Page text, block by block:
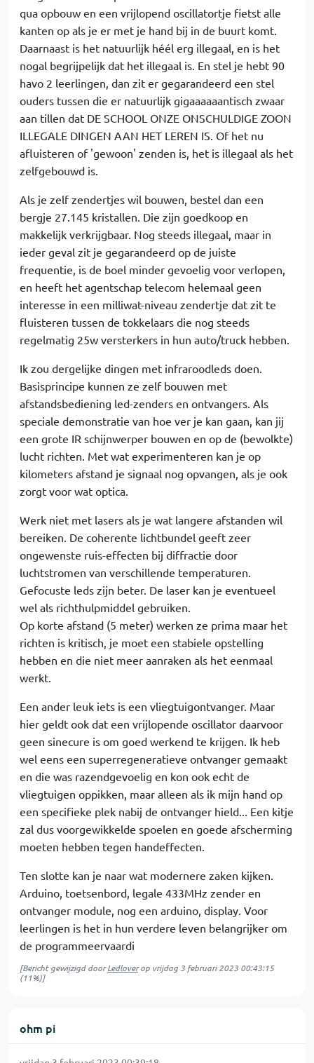
qua opbouw en een vrijlopend oscillatortje fietst alle
kanten op als je er met je hand bij in de buurt komt.
Daarnaast is het natuurlijk héél erg illegaal, en is het
nogal begrijpelijk dat het illegaal is. En stel je hebt 90
havo 2 leerlingen, dan zit er gegarandeerd een stel
ouders tussen die er natuurlijk gigaaaaaantisch zwaar
aan tillen dat DE SCHOOL ONZE ONSCHULDIGE ZOON
ILLEGALE DINGEN AAN HET LEREN IS. Of het nu
afluisteren of 'gewoon' zenden is, het is illegaal als het
zelfgebouwd is.
Als je zelf zendertjes wil bouwen, bestel dan een
bergje 27.145 kristallen. Die zijn goedkoop en
makkelijk verkrijgbaar. Nog steeds illegaal, maar in
ieder geval zit je gegarandeerd op de juiste
frequentie, is de boel minder gevoelig voor verlopen,
en heeft het agentschap telecom helemaal geen
interesse in een milliwat-niveau zendertje dat zit te
fluisteren tussen de tokkelaars die nog steeds
regelmatig 25w versterkers in hun auto/truck hebben.
Ik zou dergelijke dingen met infraroodleds doen.
Basisprincipe kunnen ze zelf bouwen met
afstandsbediening led-zenders en ontvangers. Als
speciale demonstratie van hoe ver je kan gaan, kan jij
een grote IR schijnwerper bouwen en op de (bewolkte)
lucht richten. Met wat experimenteren kan je op
kilometers afstand je signaal nog opvangen, als je ook
zorgt voor wat optica.
Werk niet met lasers als je wat langere afstanden wil
bereiken. De coherente lichtbundel geeft zeer
ongewenste ruis-effecten bij diffractie door
luchtstromen van verschillende temperaturen.
Gefocuste leds zijn beter. De laser kan je eventueel
wel als richthulpmiddel gebruiken.
Op korte afstand (5 meter) werken ze prima maar het
richten is kritisch, je moet een stabiele opstelling
hebben en die niet meer aanraken als het eenmaal
werkt.
Een ander leuk iets is een vliegtuigontvanger. Maar
hier geldt ook dat een vrijlopende oscillator daarvoor
geen sinecure is om goed werkend te krijgen. Ik heb
wel eens een superregeneratieve ontvanger gemaakt
en die was razendgevoelig en kon ook echt de
vliegtuigen oppikken, maar alleen als ik mijn hand op
een specifieke plek nabij de ontvanger hield... Een kitje
zal dus voorgewikkelde spoelen en goede afscherming
moeten hebben tegen handeffecten.
Ten slotte kan je naar wat modernere zaken kijken.
Arduino, toetsenbord, legale 433MHz zender en
ontvanger module, nog een arduino, display. Voor
leerlingen is het in hun verdere leven belangrijker om
de programmeervaardi
[Bericht gewijzigd doorLedloverop vrijdag 3 februari 2023 00:43:15
(11%)]
ohm pi